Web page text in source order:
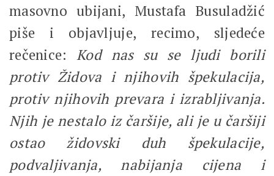
masovno ubijani, Mustafa Busuladžić
piše i objavljuje, recimo, sljedeće
rečenice:Kod nas su se ljudi borili
protiv Židova i njihovih špekulacija,
protiv njihovih prevara i izrabljivanja.
Njih je nestalo iz čaršije, ali je u čaršiji
ostao židovski duh špekulacije,
podvaljivanja, nabijanja cijena i